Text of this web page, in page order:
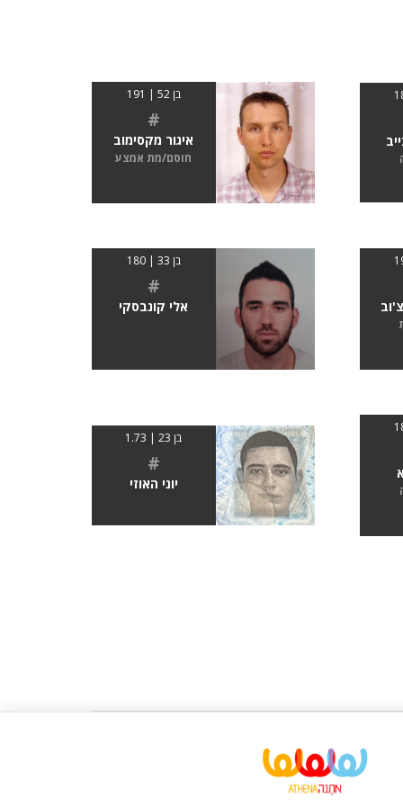
בן 52 | 191
#
איגור מקסימוב
חוסם/מת אמצע
בן 33 | 180
#
אלי קונבסקי
בן 23 | 1.73
#
יוני האוזי